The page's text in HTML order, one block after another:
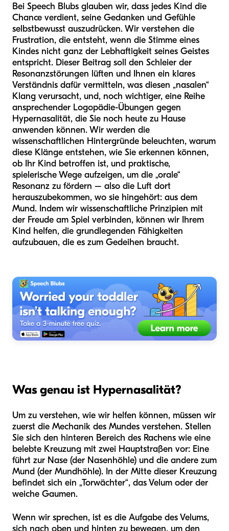
Bei Speech Blubs glauben wir, dass jedes Kind die
Chance verdient, seine Gedanken und Gefühle
selbstbewusst auszudrücken. Wir verstehen die
Frustration, die entsteht, wenn die Stimme eines
Kindes nicht ganz der Lebhaftigkeit seines Geistes
entspricht. Dieser Beitrag soll den Schleier der
Resonanzstörungen lüften und Ihnen ein klares
Verständnis dafür vermitteln, was diesen „nasalen“
Klang verursacht, und, noch wichtiger, eine Reihe
ansprechender Logopädie-Übungen gegen
Hypernasalität, die Sie noch heute zu Hause
anwenden können. Wir werden die
wissenschaftlichen Hintergründe beleuchten, warum
diese Klänge entstehen, wie Sie erkennen können,
ob Ihr Kind betroffen ist, und praktische,
spielerische Wege aufzeigen, um die „orale“
Resonanz zu fördern – also die Luft dort
herauszubekommen, wo sie hingehört: aus dem
Mund. Indem wir wissenschaftliche Prinzipien mit
der Freude am Spiel verbinden, können wir Ihrem
Kind helfen, die grundlegenden Fähigkeiten
aufzubauen, die es zum Gedeihen braucht.
Was genau ist Hypernasalität?
Um zu verstehen, wie wir helfen können, müssen wir
zuerst die Mechanik des Mundes verstehen. Stellen
Sie sich den hinteren Bereich des Rachens wie eine
belebte Kreuzung mit zwei Hauptstraßen vor: Eine
führt zur Nase (der Nasenhöhle) und die andere zum
Mund (der Mundhöhle). In der Mitte dieser Kreuzung
befindet sich ein „Torwächter“, das Velum oder der
weiche Gaumen.
Wenn wir sprechen, ist es die Aufgabe des Velums,
sich nach oben und hinten zu bewegen, um den